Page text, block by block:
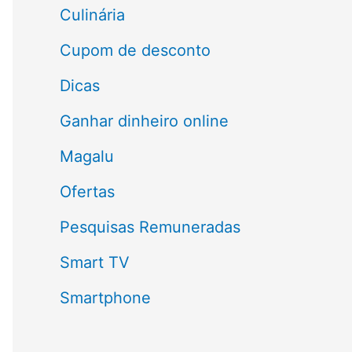
a
r
:
Culinária
Cupom de desconto
Dicas
Ganhar dinheiro online
Magalu
Ofertas
Pesquisas Remuneradas
Smart TV
Smartphone